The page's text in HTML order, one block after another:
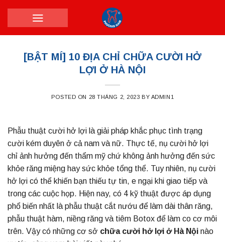
[BẬT MÍ] 10 ĐỊA CHỈ CHỮA CƯỜI HỞ
LỢI Ở HÀ NỘI
POSTED ON 28 THÁNG 2, 2023 BY ADMIN1
Phẫu thuật cười hở lợi là giải pháp khắc phục tình trạng
cười kém duyên ở cả nam và nữ. Thực tế, nụ cười hở lợi
chỉ ảnh hưởng đến thẩm mỹ chứ không ảnh hưởng đến sức
khỏe răng miệng hay sức khỏe tổng thể. Tuy nhiên, nụ cười
hở lợi có thể khiến bạn thiếu tự tin, e ngại khi giao tiếp và
trong các cuộc họp. Hiện nay, có 4 kỹ thuật được áp dụng
phổ biến nhất là phẫu thuật cắt nướu để làm dài thân răng,
phẫu thuật hàm, niềng răng và tiêm Botox để làm co cơ môi
trên. Vậy có những cơ sở chữa cười hở lợi ở Hà Nội nào